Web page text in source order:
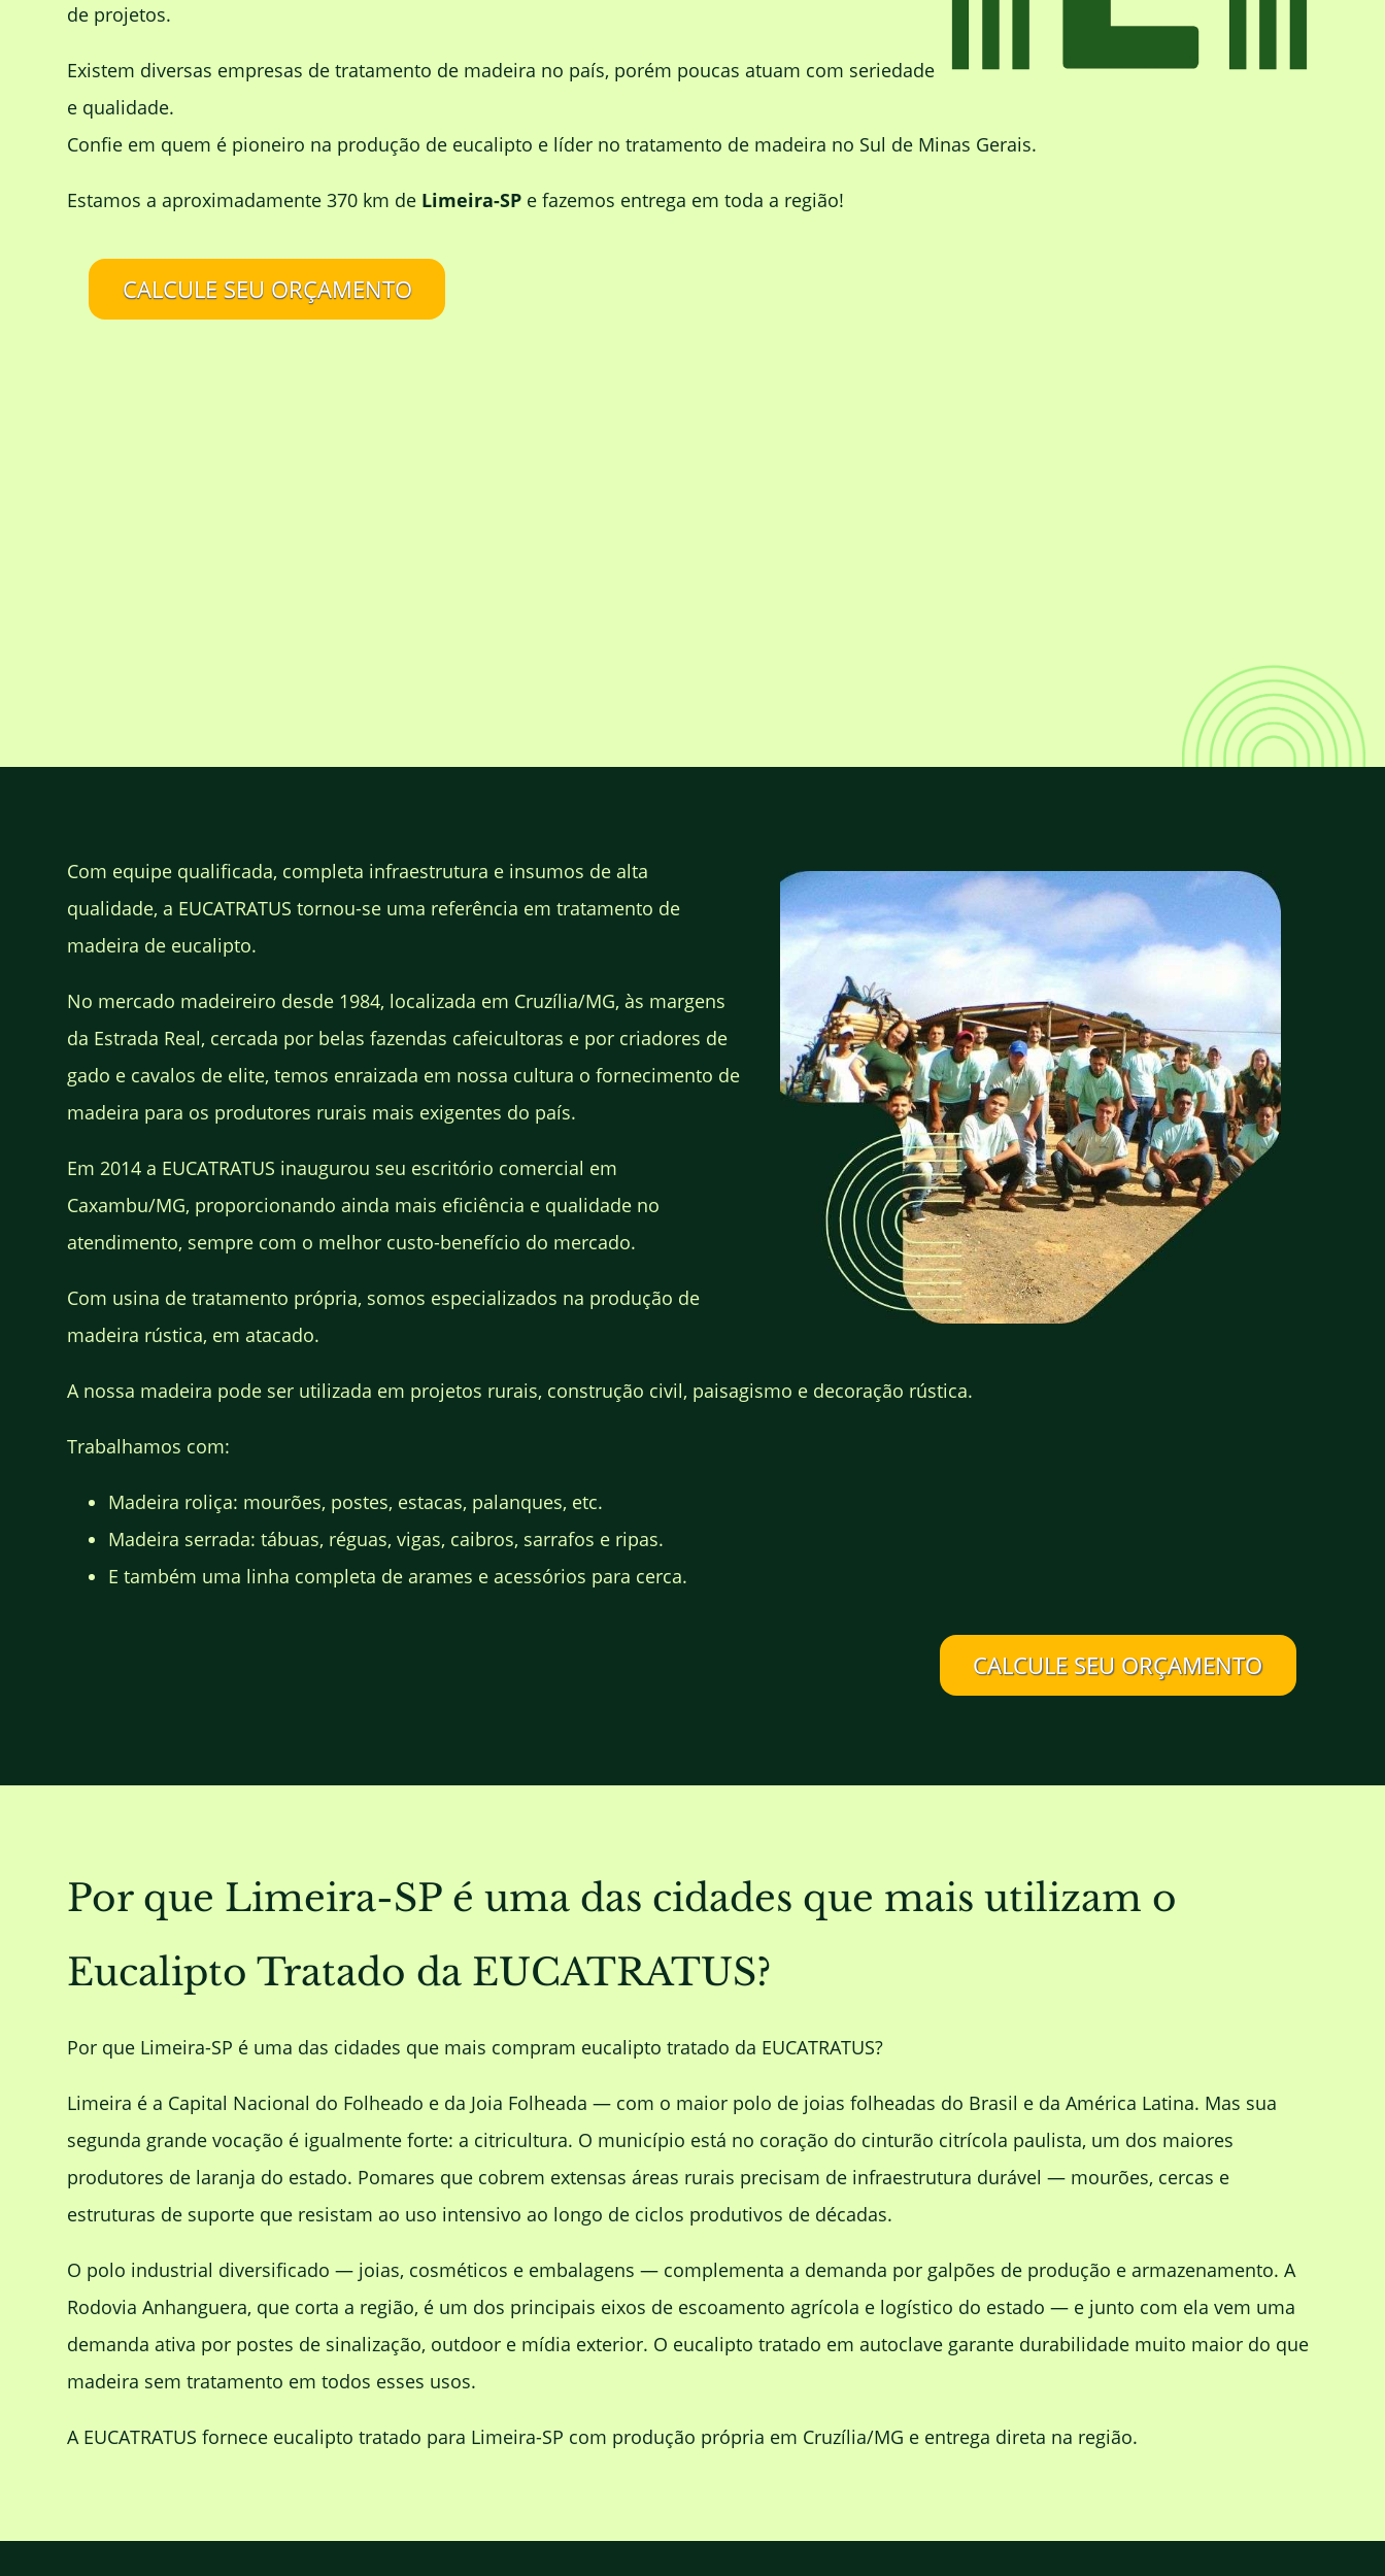
de projetos.
Existem diversas empresas de tratamento de madeira no país, porém poucas atuam com seriedade
e qualidade.
Confie em quem é pioneiro na produção de eucalipto e líder no tratamento de madeira no Sul de Minas Gerais.
Estamos a aproximadamente 370 km de Limeira-SPe fazemos entrega em toda a região!
CALCULE SEU ORÇAMENTO
Com equipe qualificada, completa infraestrutura e insumos de alta
qualidade, a EUCATRATUS tornou-se uma referência em tratamento de
madeira de eucalipto.
No mercado madeireiro desde 1984, localizada em Cruzília/MG, às margens
da Estrada Real, cercada por belas fazendas cafeicultoras e por criadores de
gado e cavalos de elite, temos enraizada em nossa cultura o fornecimento de
madeira para os produtores rurais mais exigentes do país.
Em 2014 a EUCATRATUS inaugurou seu escritório comercial em
Caxambu/MG, proporcionando ainda mais eficiência e qualidade no
atendimento, sempre com o melhor custo-benefício do mercado.
Com usina de tratamento própria, somos especializados na produção de
madeira rústica, em atacado.
A nossa madeira pode ser utilizada em projetos rurais, construção civil, paisagismo e decoração rústica.
Trabalhamos com:
Madeira roliça: mourões, postes, estacas, palanques, etc.
Madeira serrada: tábuas, réguas, vigas, caibros, sarrafos e ripas.
E também uma linha completa de arames e acessórios para cerca.
CALCULE SEU ORÇAMENTO
Por que Limeira-SP é uma das cidades que mais utilizam o
Eucalipto Tratado da EUCATRATUS?
Por que Limeira-SP é uma das cidades que mais compram eucalipto tratado da EUCATRATUS?
Limeira é a Capital Nacional do Folheado e da Joia Folheada — com o maior polo de joias folheadas do Brasil e da América Latina. Mas sua
segunda grande vocação é igualmente forte: a citricultura. O município está no coração do cinturão citrícola paulista, um dos maiores
produtores de laranja do estado. Pomares que cobrem extensas áreas rurais precisam de infraestrutura durável — mourões, cercas e
estruturas de suporte que resistam ao uso intensivo ao longo de ciclos produtivos de décadas.
O polo industrial diversificado — joias, cosméticos e embalagens — complementa a demanda por galpões de produção e armazenamento. A
Rodovia Anhanguera, que corta a região, é um dos principais eixos de escoamento agrícola e logístico do estado — e junto com ela vem uma
demanda ativa por postes de sinalização, outdoor e mídia exterior. O eucalipto tratado em autoclave garante durabilidade muito maior do que
madeira sem tratamento em todos esses usos.
A EUCATRATUS fornece eucalipto tratado para Limeira-SP com produção própria em Cruzília/MG e entrega direta na região.